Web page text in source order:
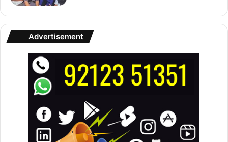
Advertisement